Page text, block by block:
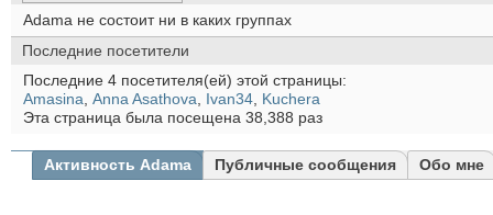
Аdama не состоит ни в каких группах
Последние посетители
Последние 4 посетителя(ей) этой страницы:
Amasina Anna Asathova Ivan34 Kuchera
Эта страница была посещена 38,388 раз
Активность Аdama Публичные сообщения Обо мне